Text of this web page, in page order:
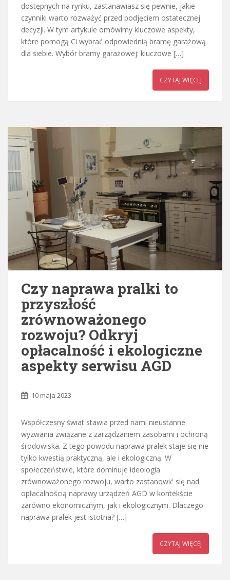
dostępnych na rynku, zastanawiasz się pewnie, jakie
czynniki warto rozważyć przed podjęciem ostatecznej
decyzji. W tym artykule omówimy kluczowe aspekty,
które pomogą Ci wybrać odpowiednią bramę garażową
dla siebie. Wybór bramy garażowej: kluczowe […]
CZYTAJ WIĘCEJ
Czy naprawa pralki to
przyszłość
zrównoważonego
rozwoju? Odkryj
opłacalność i ekologiczne
aspekty serwisu AGD
10 maja 2023
Współczesny świat stawia przed nami nieustanne
wyzwania związane z zarządzaniem zasobami i ochroną
środowiska. Z tego powodu naprawa pralek staje się nie
tylko kwestią praktyczną, ale i ekologiczną. W
społeczeństwie, które dominuje ideologia
zrównoważonego rozwoju, warto zastanowić się nad
opłacalnością naprawy urządzeń AGD w kontekście
zarówno ekonomicznym, jak i ekologicznym. Dlaczego
naprawa pralek jest istotna? […]
CZYTAJ WIĘCEJ